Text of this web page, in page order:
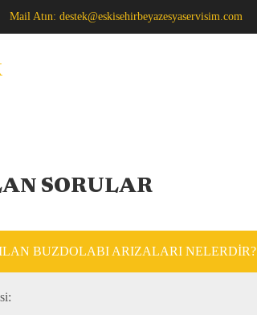
Mail Atın: destek@eskisehirbeyazesyaservisim.com
SORULAR
BUZDOLABI ARIZALARI NELERDIR?